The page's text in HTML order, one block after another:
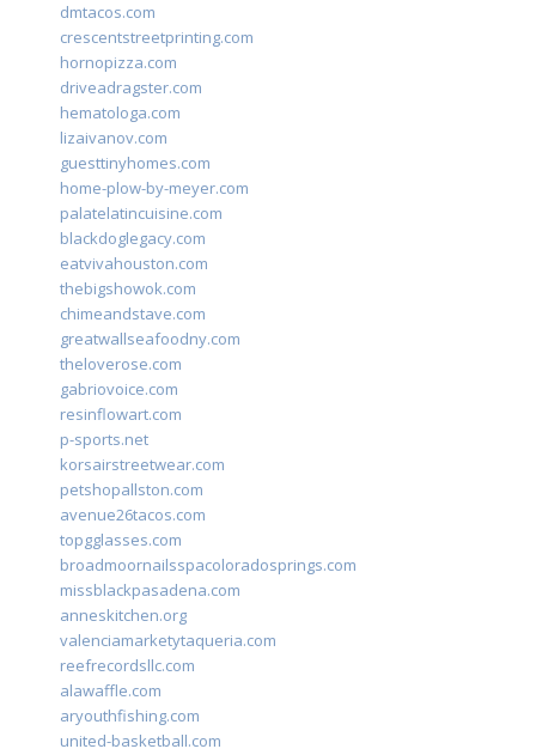
dmtacos.com
crescentstreetprinting.com
hornopizza.com
driveadragster.com
hematologa.com
lizaivanov.com
guesttinyhomes.com
home-plow-by-meyer.com
palatelatincuisine.com
blackdoglegacy.com
eatvivahouston.com
thebigshowok.com
chimeandstave.com
greatwallseafoodny.com
theloverose.com
gabriovoice.com
resinflowart.com
p-sports.net
korsairstreetwear.com
petshopallston.com
avenue26tacos.com
topgglasses.com
broadmoornailsspacoloradosprings.com
missblackpasadena.com
anneskitchen.org
valenciamarketytaqueria.com
reefrecordsllc.com
alawaffle.com
aryouthfishing.com
united-basketball.com